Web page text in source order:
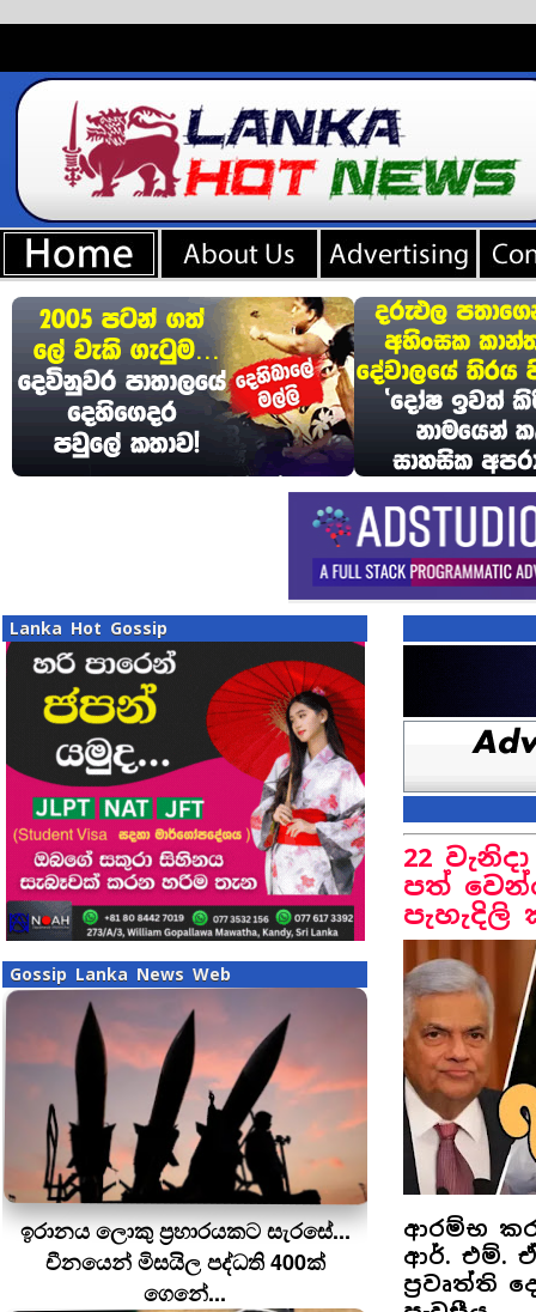
Lanka Hot Gossip
Gossip Lanka News Web
ඉරානය ලොකු ප‍්‍රහාරයකට සැරසේ...
චීනයෙන් මිසයිල පද්ධති 400ක්
ගෙනේ...
22
පත්
පැහැදිලි
ආරම්භ
ආර්. එම්.
ප්‍රවෘත්ති